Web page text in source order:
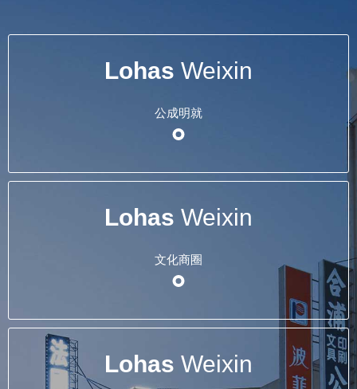
Lohas Weixin
公成明就
Lohas Weixin
文化商圈
Lohas Weixin